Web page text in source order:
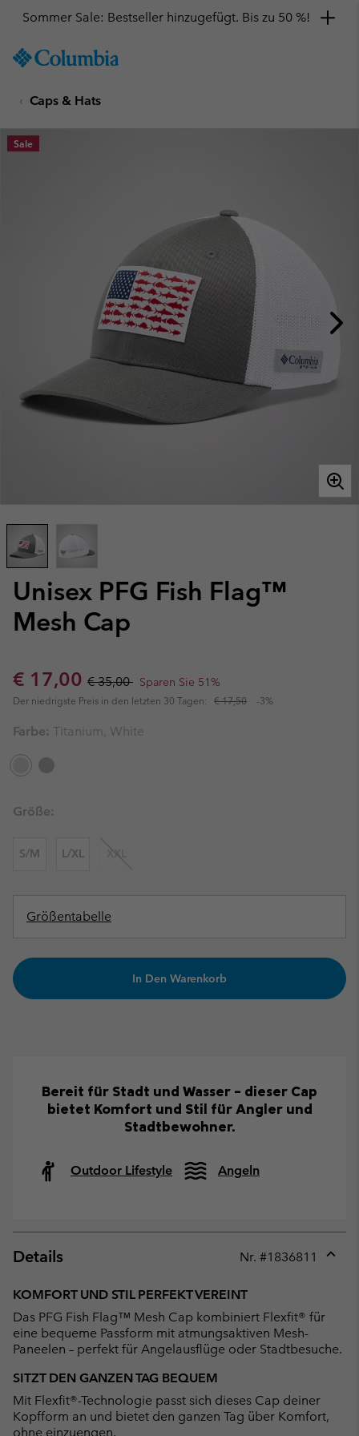
TO
SKIP
MAIN
NAV
Sommer Sale: Bestseller hinzugefügt. Bis zu 50 %!
Caps & Hats
Unisex PFG Fish Flag™
Mesh Cap
Sale price:
€ 17,00 Regular price:
€ 35,00 Sparen Sie 51%
Der niedrigste Preis in den letzten 30 Tagen: € 17,50 -3%
Sale
Farbe: Titanium, White
Größe:
S/M L/XL XXL
Größentabelle
In Den Warenkorb
Bereit für Stadt und Wasser – dieser Cap
bietet Komfort und Stil für Angler und
Stadtbewohner.
Outdoor Lifestyle Angeln
Details Nr. #1836811
KOMFORT UND STIL PERFEKT VEREINT
Das PFG Fish Flag™ Mesh Cap kombiniert Flexfit® für
eine bequeme Passform mit atmungsaktiven Mesh-
Paneelen – perfekt für Angelausflüge oder Stadtbesuche.
SITZT DEN GANZEN TAG BEQUEM
Mit Flexfit®-Technologie passt sich dieses Cap deiner
Kopfform an und bietet den ganzen Tag über Komfort,
ohne einzuengen.